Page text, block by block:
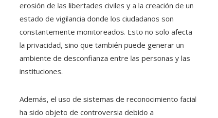
erosión de las libertades civiles y a la creación de un
estado de vigilancia donde los ciudadanos son
constantemente monitoreados. Esto no solo afecta
la privacidad, sino que también puede generar un
ambiente de desconfianza entre las personas y las
instituciones.
Además, el uso de sistemas de reconocimiento facial
ha sido objeto de controversia debido a